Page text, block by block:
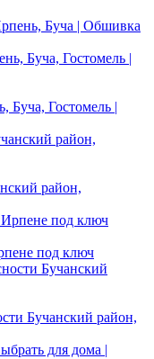
Буча | Обшивка
Буча, Гостомель |
район,
под ключ
Бучанский район,